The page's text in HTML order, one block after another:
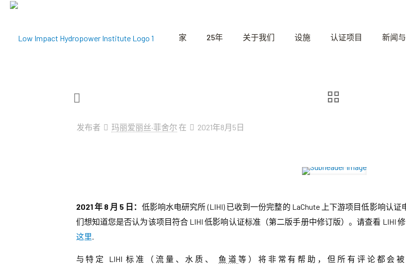
家 25年 关于我们 设施 认证项目 新闻
发布者 玛丽爱丽丝·菲舍尔 在 2021年8月5日
2021 年 8 月 5 日： 低影响水电研究所 (LIHI) 已收到一份完整的 LaChute 上下游项目低影响认
们想知道您是否认为该项目符合 LIHI 低影响认证标准（第二版手册中修订版）。请查看 LIHI
这里.
与特定 LIHI 标准（流量、水质、 鱼道 等）将非常有帮助，但所有评论都会